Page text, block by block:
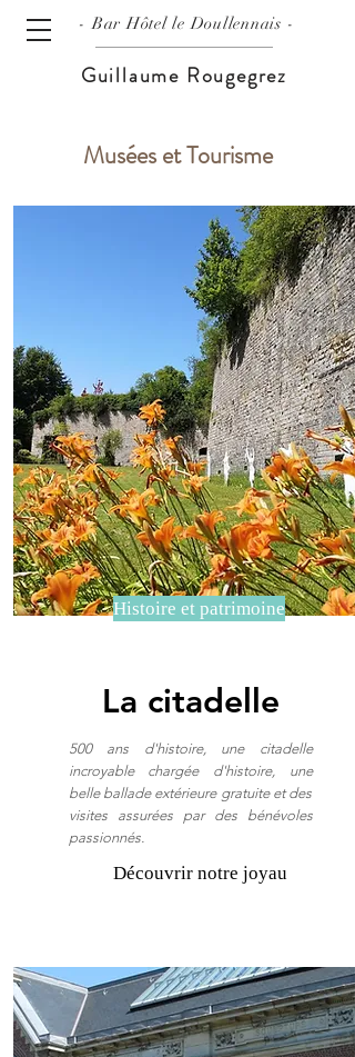
Guillaume Rougegrez
- BarHôtel le Doullennais -
Musées et Tourisme
Histoire et patrimoine
La citadelle
500 ans d'histoire, une citadelle
incroyable chargée d'histoire, une
belle ballade extérieure gratuite et des
visites assurées par des bénévoles
passionnés.
Découvrir notre joyau